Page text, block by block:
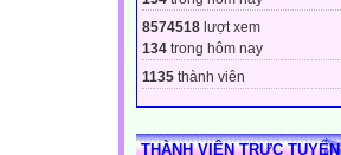
8574518 lượt xem
134 trong hôm nay
1135 thành viên
THÀNH VIÊN TRỰC TUYẾN